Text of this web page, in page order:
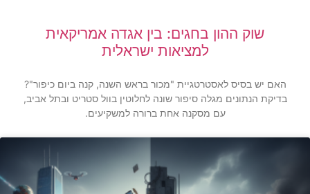
שוק ההון בחגים: בין אגדה אמריקאית
למציאות ישראלית
האם יש בסיס לאסטרטגיית "מכור בראש השנה, קנה ביום כיפור"?
בדיקת הנתונים מגלה סיפור שונה לחלוטין בוול סטריט ובתל אביב,
עם מסקנה אחת ברורה למשקיעים.